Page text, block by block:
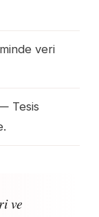
veri
Tesis
ve